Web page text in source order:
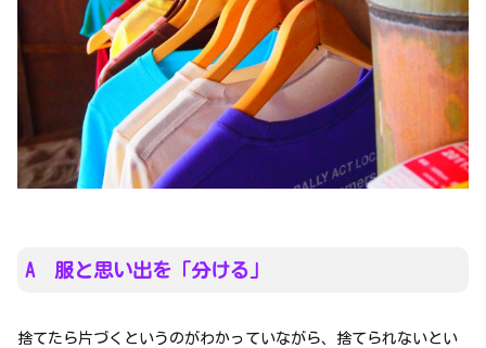
A 服と思い出を「分ける」
捨てたら片づくというのがわかっていながら、捨てられないとい